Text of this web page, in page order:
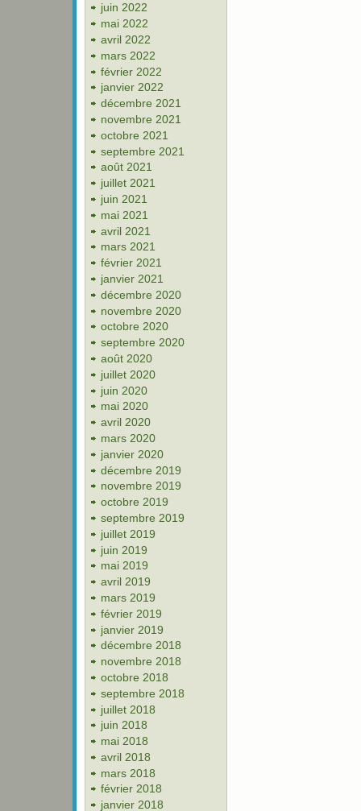
juin 2022
mai 2022
avril 2022
mars 2022
février 2022
janvier 2022
décembre 2021
novembre 2021
octobre 2021
septembre 2021
août 2021
juillet 2021
juin 2021
mai 2021
avril 2021
mars 2021
février 2021
janvier 2021
décembre 2020
novembre 2020
octobre 2020
septembre 2020
août 2020
juillet 2020
juin 2020
mai 2020
avril 2020
mars 2020
janvier 2020
décembre 2019
novembre 2019
octobre 2019
septembre 2019
juillet 2019
juin 2019
mai 2019
avril 2019
mars 2019
février 2019
janvier 2019
décembre 2018
novembre 2018
octobre 2018
septembre 2018
juillet 2018
juin 2018
mai 2018
avril 2018
mars 2018
février 2018
janvier 2018